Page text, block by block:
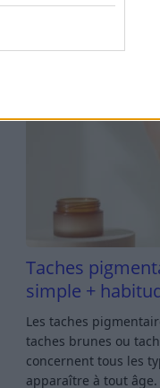
Taches
simple +
Les taches
taches brunes ou
concernent tous les
apparaître à tout